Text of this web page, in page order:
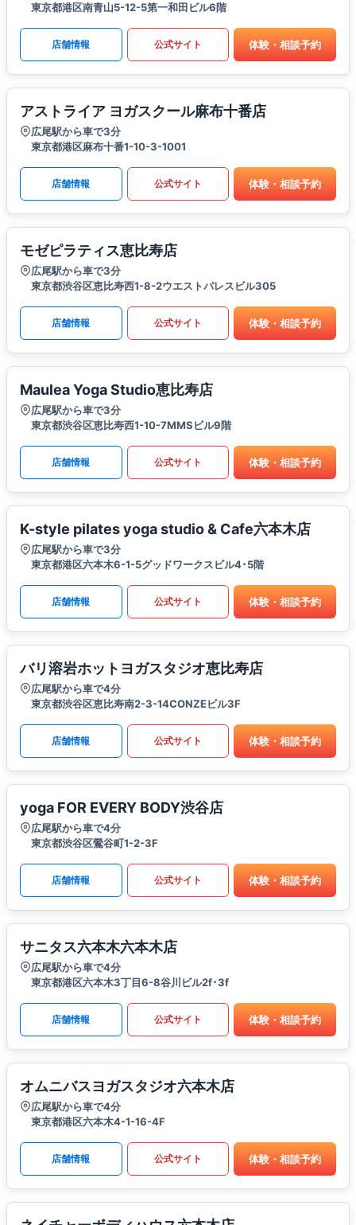
東京都港区南青山5-12-5第一和田ビル6階
店舗情報 公式サイト 体験・相談予約
アストライア ヨガスクール麻布十番店
広尾駅から車で3分
東京都港区麻布十番1-10-3-1001
店舗情報 公式サイト 体験・相談予約
モゼピラティス恵比寿店
広尾駅から車で3分
東京都渋谷区恵比寿西1-8-2ウエストパレスビル305
店舗情報 公式サイト 体験・相談予約
Maulea Yoga Studio恵比寿店
広尾駅から車で3分
東京都渋谷区恵比寿西1-10-7MMSビル9階
店舗情報 公式サイト 体験・相談予約
K-style pilates yoga studio & Cafe六本木店
広尾駅から車で3分
東京都港区六本木6-1-5グッドワークスビル4･5階
店舗情報 公式サイト 体験・相談予約
バリ溶岩ホットヨガスタジオ恵比寿店
広尾駅から車で4分
東京都渋谷区恵比寿南2-3-14CONZEビル3F
店舗情報 公式サイト 体験・相談予約
yoga FOR EVERY BODY渋谷店
広尾駅から車で4分
東京都渋谷区鶯谷町1-2-3F
店舗情報 公式サイト 体験・相談予約
サニタス六本木六本木店
広尾駅から車で4分
東京都港区六本木3丁目6-8谷川ビル2f･3f
店舗情報 公式サイト 体験・相談予約
オムニバスヨガスタジオ六本木店
広尾駅から車で4分
東京都港区六本木4-1-16-4F
店舗情報 公式サイト 体験・相談予約